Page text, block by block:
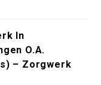
In
O.A.
– Zorgwerk